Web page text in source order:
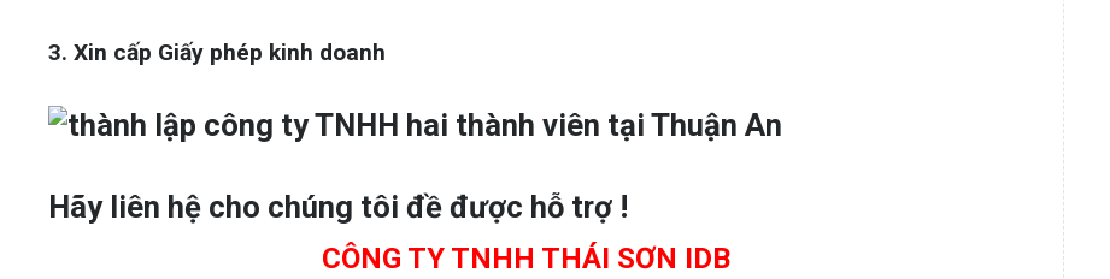
3. Xin cấp Giấy phép kinh doanh
Hãy liên hệ cho chúng tôi đề được hỗ trợ !
CÔNG TY TNHH THÁI SƠN IDB